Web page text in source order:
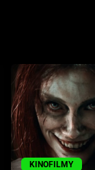
KINOFILMY